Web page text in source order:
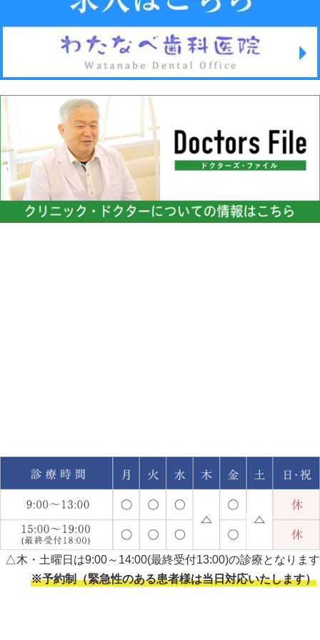
△木・土曜日は9:00～14:00(最終受付13:00)の診療となります
※予約制（緊急性のある患者様は当日対応いたします）